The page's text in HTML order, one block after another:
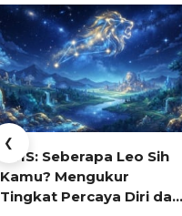
❮
KUIS: Seberapa Leo Sih
Kamu? Mengukur
Tingkat Percaya Diri dan